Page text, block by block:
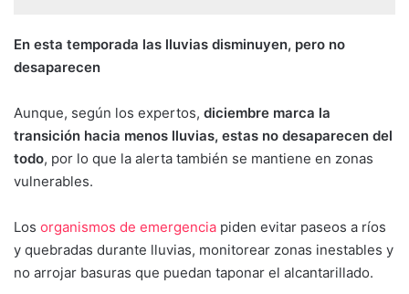
En esta temporada las lluvias disminuyen, pero no
desaparecen
Aunque, según los expertos, diciembre marca la
transición hacia menos lluvias, estas no desaparecen del
todo, por lo que la alerta también se mantiene en zonas
vulnerables.
Los organismos de emergencia piden evitar paseos a ríos
y quebradas durante lluvias, monitorear zonas inestables y
no arrojar basuras que puedan taponar el alcantarillado.